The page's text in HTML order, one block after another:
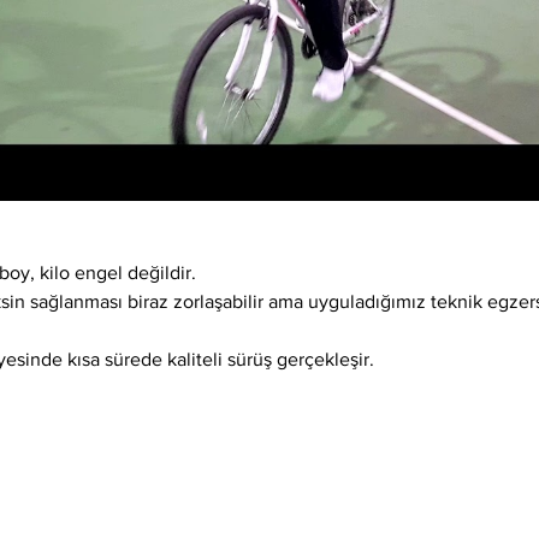
kilo engel değildir.
sağlanması biraz zorlaşabilir ama uyguladığımız teknik
kısa sürede kaliteli sürüş gerçekleşir.